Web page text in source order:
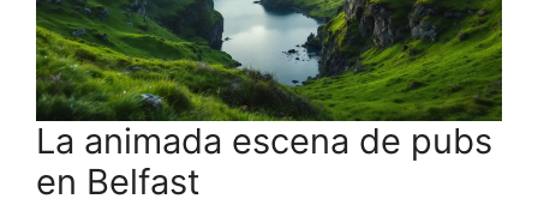
La animada escena de pubs
en Belfast